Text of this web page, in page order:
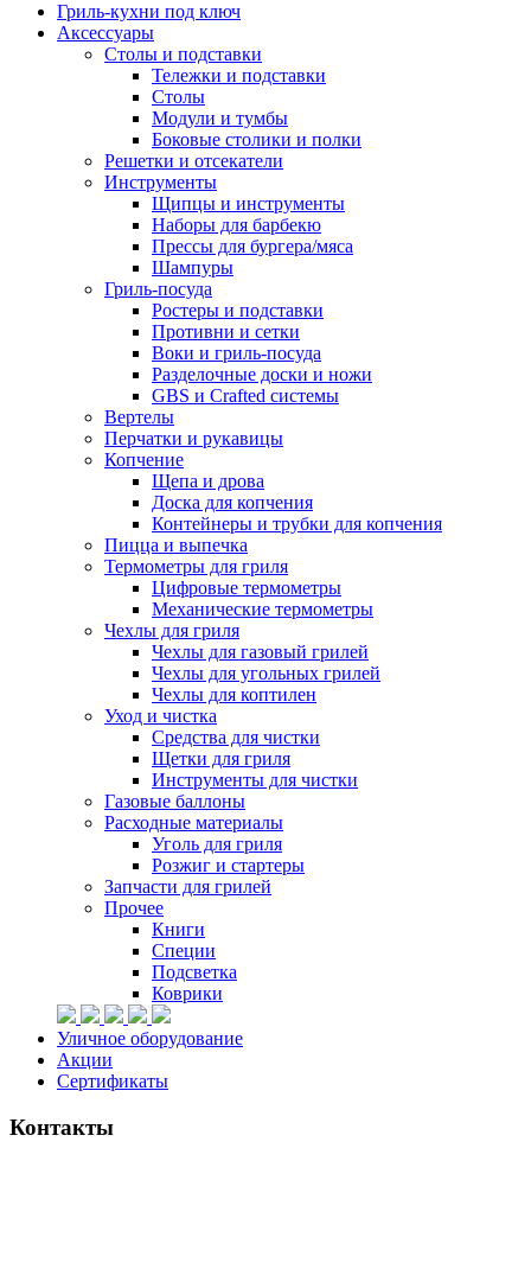
Гриль-кухни под ключ
Аксессуары
Столы и подставки
Тележки и подставки
Столы
Модули и тумбы
Боковые столики и полки
Решетки и отсекатели
Инструменты
Щипцы и инструменты
Наборы для барбекю
Прессы для бургера/мяса
Шампуры
Гриль-посуда
Ростеры и подставки
Противни и сетки
Воки и гриль-посуда
Разделочные доски и ножи
GBS и Crafted системы
Вертелы
Перчатки и рукавицы
Копчение
Щепа и дрова
Доска для копчения
Контейнеры и трубки для копчения
Пицца и выпечка
Термометры для гриля
Цифровые термометры
Механические термометры
Чехлы для гриля
Чехлы для газовый грилей
Чехлы для угольных грилей
Чехлы для коптилен
Уход и чистка
Средства для чистки
Щетки для гриля
Инструменты для чистки
Газовые баллоны
Расходные материалы
Уголь для гриля
Розжиг и стартеры
Запчасти для грилей
Прочее
Книги
Специи
Подсветка
Коврики
Уличное оборудование
Акции
Сертификаты
Контакты